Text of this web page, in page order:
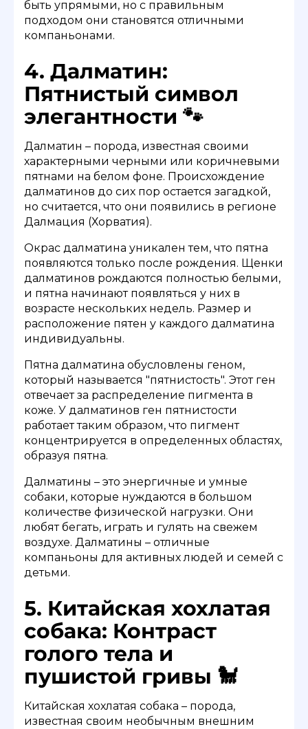
быть упрямыми, но с правильным
подходом они становятся отличными
компаньонами.
4. Далматин:
Пятнистый символ
элегантности 🐾
Далматин – порода, известная своими
характерными черными или коричневыми
пятнами на белом фоне. Происхождение
далматинов до сих пор остается загадкой,
но считается, что они появились в регионе
Далмация (Хорватия).
Окрас далматина уникален тем, что пятна
появляются только после рождения. Щенки
далматинов рождаются полностью белыми,
и пятна начинают появляться у них в
возрасте нескольких недель. Размер и
расположение пятен у каждого далматина
индивидуальны.
Пятна далматина обусловлены геном,
который называется "пятнистость". Этот ген
отвечает за распределение пигмента в
коже. У далматинов ген пятнистости
работает таким образом, что пигмент
концентрируется в определенных областях,
образуя пятна.
Далматины – это энергичные и умные
собаки, которые нуждаются в большом
количестве физической нагрузки. Они
любят бегать, играть и гулять на свежем
воздухе. Далматины – отличные
компаньоны для активных людей и семей с
детьми.
5. Китайская хохлатая
собака: Контраст
голого тела и
пушистой гривы 🐩
Китайская хохлатая собака – порода,
известная своим необычным внешним